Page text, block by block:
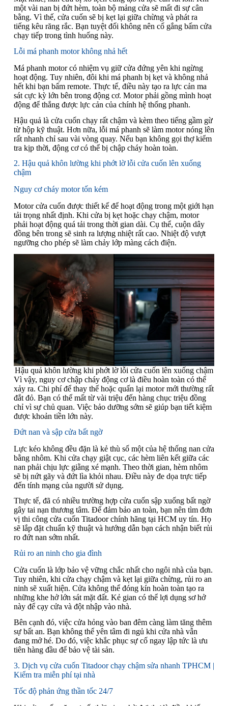
một vài nan bị đứt hèm, toàn bộ mảng cửa sẽ mất đi sự cân
bằng. Vì thế, cửa cuốn sẽ bị kẹt lại giữa chừng và phát ra
tiếng kêu răng rắc. Bạn tuyệt đối không nên cố gắng bấm cửa
chạy tiếp trong tình huống này.
Lỗi má phanh motor không nhả hết
Má phanh motor có nhiệm vụ giữ cửa đứng yên khi ngừng
hoạt động. Tuy nhiên, đôi khi má phanh bị kẹt và không nhả
hết khi bạn bấm remote. Thực tế, điều này tạo ra lực cản ma
sát cực kỳ lớn bên trong động cơ. Motor phải gồng mình hoạt
động để thắng được lực cản của chính hệ thống phanh.
Hậu quả là cửa cuốn chạy rất chậm và kèm theo tiếng gầm gừ
từ hộp kỹ thuật. Hơn nữa, lỗi má phanh sẽ làm motor nóng lên
rất nhanh chỉ sau vài vòng quay. Nếu bạn không gọi thợ kiểm
tra kịp thời, động cơ có thể bị chập cháy hoàn toàn.
2. Hậu quả khôn lường khi phớt lờ lỗi cửa cuốn lên xuống
chậm
Nguy cơ cháy motor tốn kém
Motor cửa cuốn được thiết kế để hoạt động trong một giới hạn
tải trọng nhất định. Khi cửa bị kẹt hoặc chạy chậm, motor
phải hoạt động quá tải trong thời gian dài. Cụ thể, cuộn dây
đồng bên trong sẽ sinh ra lượng nhiệt rất cao. Nhiệt độ vượt
ngưỡng cho phép sẽ làm chảy lớp màng cách điện.
Hậu quả khôn lường khi phớt lờ lỗi cửa cuốn lên xuống chậm
Vì vậy, nguy cơ chập cháy động cơ là điều hoàn toàn có thể
xảy ra. Chi phí để thay thế hoặc quấn lại motor mới thường rất
đắt đỏ. Bạn có thể mất từ vài triệu đến hàng chục triệu đồng
chỉ vì sự chủ quan. Việc bảo dưỡng sớm sẽ giúp bạn tiết kiệm
được khoản tiền lớn này.
Đứt nan và sập cửa bất ngờ
Lực kéo không đều đặn là kẻ thù số một của hệ thống nan cửa
bằng nhôm. Khi cửa chạy giật cục, các hèm liên kết giữa các
nan phải chịu lực giằng xé mạnh. Theo thời gian, hèm nhôm
sẽ bị nứt gãy và đứt lìa khỏi nhau. Điều này đe dọa trực tiếp
đến tính mạng của người sử dụng.
Thực tế, đã có nhiều trường hợp cửa cuốn sập xuống bất ngờ
gây tai nạn thương tâm. Để đảm bảo an toàn, bạn nên tìm đơn
vị thi công cửa cuốn Titadoor chính hãng tại HCM uy tín. Họ
sẽ lắp đặt chuẩn kỹ thuật và hướng dẫn bạn cách nhận biết rủi
ro đứt nan sớm nhất.
Rủi ro an ninh cho gia đình
Cửa cuốn là lớp bảo vệ vững chắc nhất cho ngôi nhà của bạn.
Tuy nhiên, khi cửa chạy chậm và kẹt lại giữa chừng, rủi ro an
ninh sẽ xuất hiện. Cửa không thể đóng kín hoàn toàn tạo ra
những khe hở lớn sát mặt đất. Kẻ gian có thể lợi dụng sơ hở
này để cạy cửa và đột nhập vào nhà.
Bên cạnh đó, việc cửa hỏng vào ban đêm càng làm tăng thêm
sự bất an. Bạn không thể yên tâm đi ngủ khi cửa nhà vẫn
đang mở hé. Do đó, việc khắc phục sự cố ngay lập tức là ưu
tiên hàng đầu để bảo vệ tài sản.
3. Dịch vụ cửa cuốn Titadoor chạy chậm sửa nhanh TPHCM |
Kiểm tra miễn phí tại nhà
Tốc độ phản ứng thần tốc 24/7